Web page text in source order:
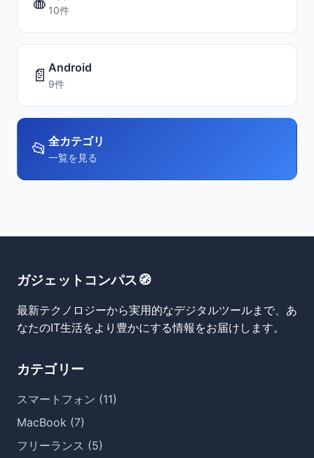
10件
📄 Android
9件
📂 全カテゴリ
一覧を見る
ガジェットコンパス🧭
最新テクノロジーから実用的なデジタルツールまで、あ
なたのIT生活をより豊かにする情報をお届けします。
カテゴリー
スマートフォン (11)
MacBook (7)
フリーランス (5)